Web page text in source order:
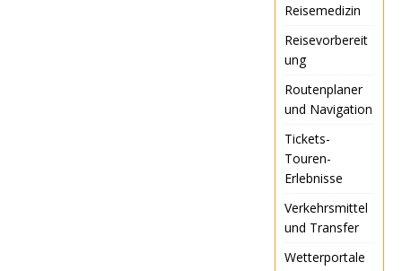
Reisemedizin
Reisevorbereit
ung
Routenplaner
und Navigation
Tickets-
Touren-
Erlebnisse
Verkehrsmittel
und Transfer
Wetterportale